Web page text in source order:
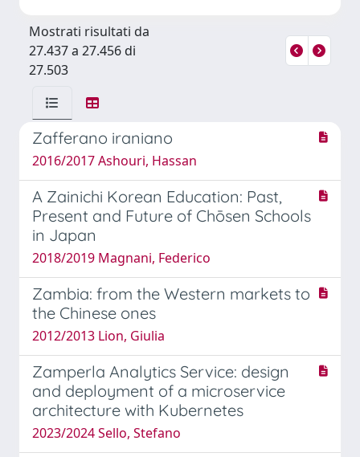
Mostrati risultati da
27.437 a 27.456 di
27.503
Zafferano iraniano
2016/2017 Ashouri, Hassan
A Zainichi Korean Education: Past,
Present and Future of Chōsen Schools
in Japan
2018/2019 Magnani, Federico
Zambia: from the Western markets to
the Chinese ones
2012/2013 Lion, Giulia
Zamperla Analytics Service: design
and deployment of a microservice
architecture with Kubernetes
2023/2024 Sello, Stefano